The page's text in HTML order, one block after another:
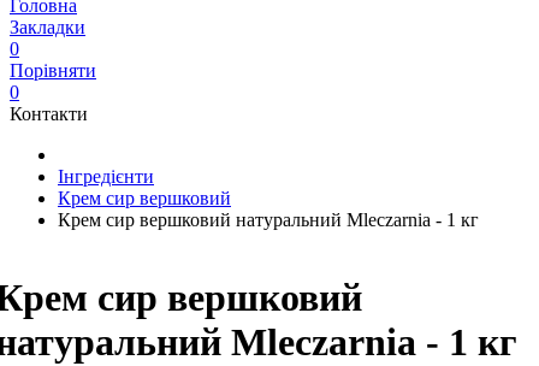
Головна
Закладки
0
Порівняти
0
Контакти
Інгредієнти
Крем сир вершковий
Крем сир вершковий натуральний Mleczarnia - 1 кг
сир вершковий
Mleczarnia - 1 кг